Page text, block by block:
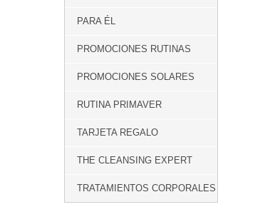
PARA ÉL
PROMOCIONES RUTINAS
PROMOCIONES SOLARES
RUTINA PRIMAVER
TARJETA REGALO
THE CLEANSING EXPERT
TRATAMIENTOS CORPORALES